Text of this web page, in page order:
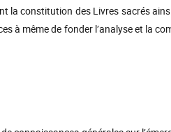
la constitution des Livres sacrés
à même de fonder l’analyse et la